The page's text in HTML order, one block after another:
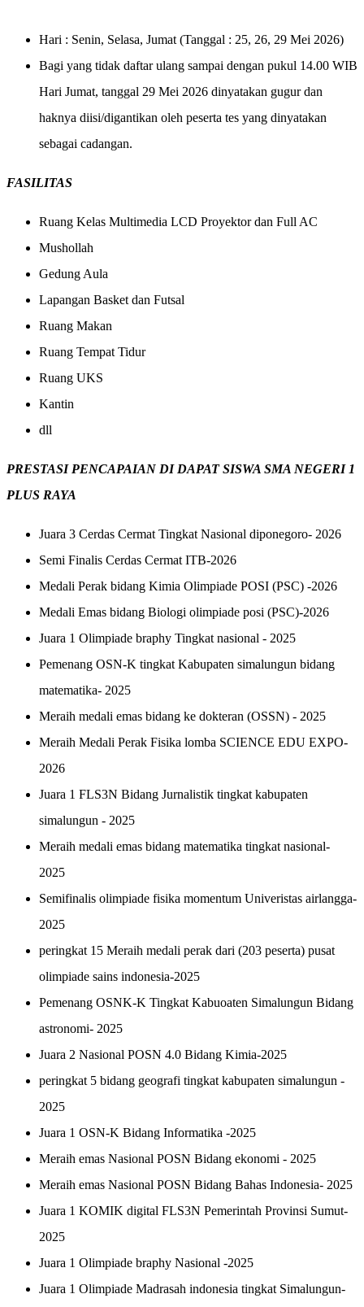
Hari : Senin, Selasa, Jumat (Tanggal : 25, 26, 29 Mei 2026)
Bagi yang tidak daftar ulang sampai dengan pukul 14.00 WIB
Hari Jumat, tanggal 29 Mei 2026 dinyatakan gugur dan
haknya diisi/digantikan oleh peserta tes yang dinyatakan
sebagai cadangan.
FASILITAS
Ruang Kelas Multimedia LCD Proyektor dan Full AC
Mushollah
Gedung Aula
Lapangan Basket dan Futsal
Ruang Makan
Ruang Tempat Tidur
Ruang UKS
Kantin
dll
PRESTASI PENCAPAIAN DI DAPAT SISWA SMA NEGERI 1
PLUS RAYA
Juara 3 Cerdas Cermat Tingkat Nasional diponegoro- 2026
Semi Finalis Cerdas Cermat ITB-2026
Medali Perak bidang Kimia Olimpiade POSI (PSC) -2026
Medali Emas bidang Biologi olimpiade posi (PSC)-2026
Juara 1 Olimpiade braphy Tingkat nasional - 2025
Pemenang OSN-K tingkat Kabupaten simalungun bidang
matematika- 2025
Meraih medali emas bidang ke dokteran (OSSN) - 2025
Meraih Medali Perak Fisika lomba SCIENCE EDU EXPO-
2026
Juara 1 FLS3N Bidang Jurnalistik tingkat kabupaten
simalungun - 2025
Meraih medali emas bidang matematika tingkat nasional-
2025
Semifinalis olimpiade fisika momentum Univeristas airlangga-
2025
peringkat 15 Meraih medali perak dari (203 peserta) pusat
olimpiade sains indonesia-2025
Pemenang OSNK-K Tingkat Kabuoaten Simalungun Bidang
astronomi- 2025
Juara 2 Nasional POSN 4.0 Bidang Kimia-2025
peringkat 5 bidang geografi tingkat kabupaten simalungun -
2025
Juara 1 OSN-K Bidang Informatika -2025
Meraih emas Nasional POSN Bidang ekonomi - 2025
Meraih emas Nasional POSN Bidang Bahas Indonesia- 2025
Juara 1 KOMIK digital FLS3N Pemerintah Provinsi Sumut-
2025
Juara 1 Olimpiade braphy Nasional -2025
Juara 1 Olimpiade Madrasah indonesia tingkat Simalungun-